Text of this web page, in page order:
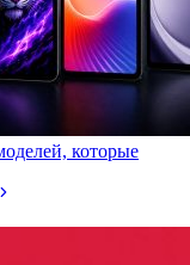
которые